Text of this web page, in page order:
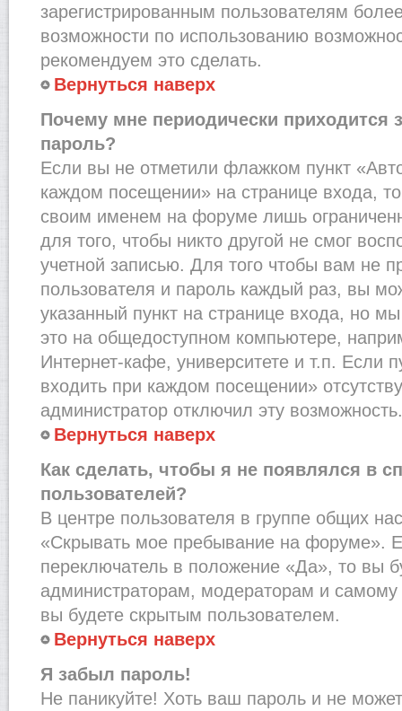
зарегистрированным пользователям
возможности по использованию
рекомендуем это сделать.
Вернуться наверх
Почему мне периодически приходится
пароль?
Если вы не отметили флажком пункт
каждом посещении» на странице входа,
своим именем на форуме лишь
для того, чтобы никто другой не смог
учетной записью. Для того чтобы вам не
пользователя и пароль каждый раз, вы
указанный пункт на странице входа, но
это на общедоступном компьютере,
Интернет-кафе, университете и т.п. Если
входить при каждом посещении»
администратор отключил эту возможность.
Вернуться наверх
Как сделать, чтобы я не появлялся в
пользователей?
В центре пользователя в группе общих
«Скрывать мое пребывание на форуме».
переключатель в положение «Да», то вы
администраторам, модераторам и
вы будете скрытым пользователем.
Вернуться наверх
Я забыл пароль!
Не паникуйте! Хоть ваш пароль и не